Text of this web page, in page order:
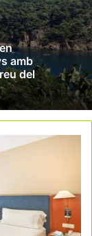
amb
del